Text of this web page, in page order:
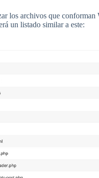
los archivos que conforman
un listado similar a este: